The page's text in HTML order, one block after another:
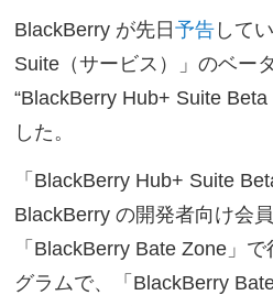
BlackBerry が先日予告 して
Suite（サービス）」のベー
“BlackBerry Hub+ Suite Beta
した。
「BlackBerry Hub+ Suite
BlackBerry の開発者向け会
「BlackBerry Bate Zone」
グラムで、「BlackBerry